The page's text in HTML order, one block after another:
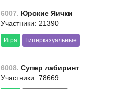
6007. Юрские Яички
Участники: 21390
Игра Гиперказуальные
6008. Супер лабиринт
Участники: 78669